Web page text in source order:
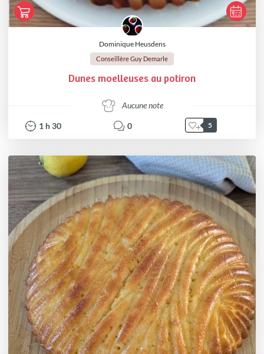
Dominique Heusdens
Conseillère Guy Demarle
Dunes moelleuses au potiron
Aucune note
1 h30 0 5